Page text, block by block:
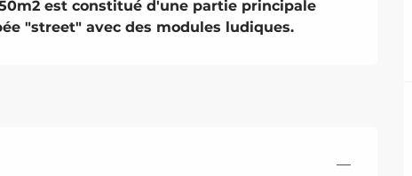
est constitué d'une partie principale
"street" avec des modules ludiques.
—